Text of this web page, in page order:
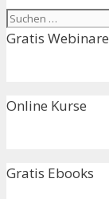
Suchen
nach:
Gratis Webinare
Online Kurse
Gratis Ebooks